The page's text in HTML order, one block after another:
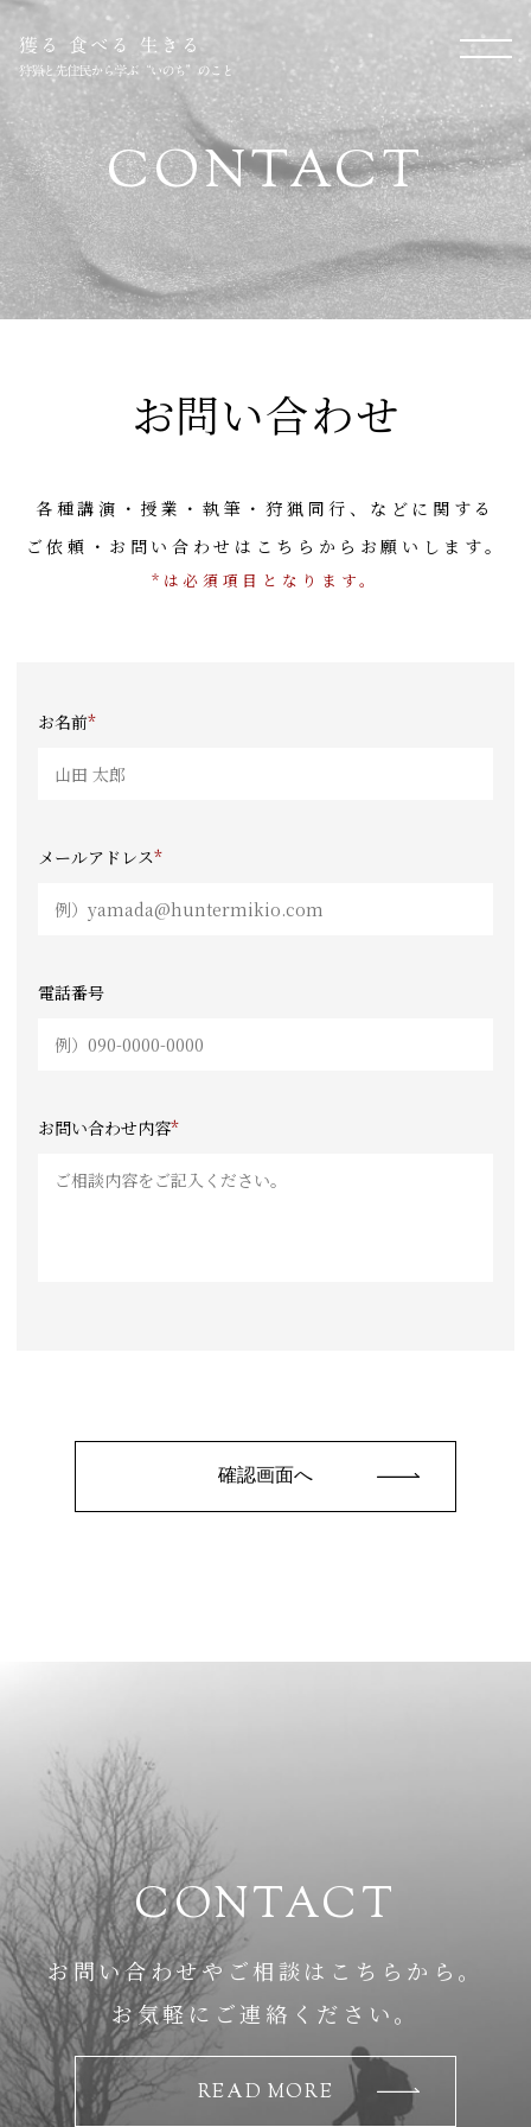
CONTACT
お問い合わせ
各種講演・授業・執筆・狩猟同行、などに関する
ご依頼・お問い合わせはこちらからお願いします。
*は必須項目となります。
お名前*
メールアドレス*
電話番号
お問い合わせ内容*
CONTACT
お問い合わせやご相談はこちらから。
お気軽にご連絡ください。
READ MORE